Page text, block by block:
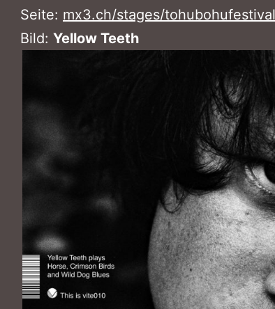
Seite: mx3.ch/stages/tohubohufestival
Bild: Yellow Teeth